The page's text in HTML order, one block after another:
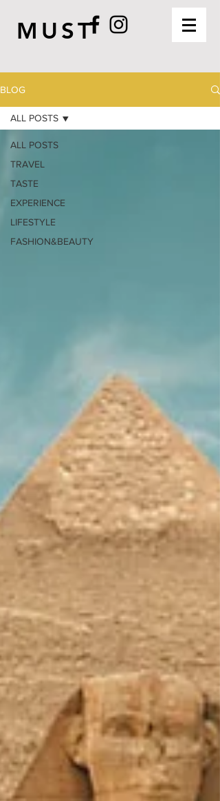
MUST
BLOG
ALL POSTS
TRAVEL
TASTE
EXPERIENCE
LIFESTYLE
FASHION&BEAUTY
ALL POSTS